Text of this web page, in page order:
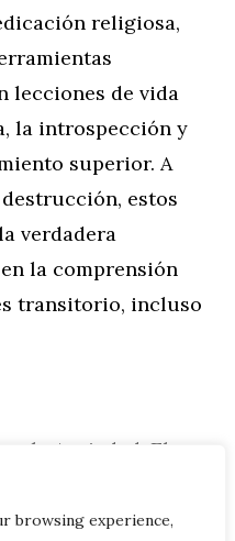
browsing experience,
religiosa,
lecciones de vida
la introspección y
superior. A
estos
verdadera
la comprensión
transitorio, incluso
y la Ansiedad: El
Mandalas
Teoría de